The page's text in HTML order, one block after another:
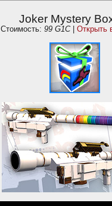
Joker Mystery
Стоимость: 99 G1C| Открыть